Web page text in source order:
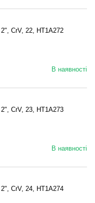
CrV, 22, HT1A272
В наявності
CrV, 23, HT1A273
В наявності
CrV, 24, HT1A274